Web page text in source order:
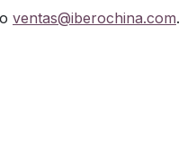
ventas@iberochina.com.